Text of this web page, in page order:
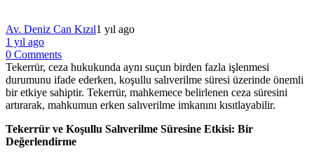
Av. Deniz Can Kızıl1 yıl ago
1 yıl ago
0 Comments
Tekerrür, ceza hukukunda aynı suçun birden fazla işlenmesi
durumunu ifade ederken, koşullu salıverilme süresi üzerinde önemli
bir etkiye sahiptir. Tekerrür, mahkemece belirlenen ceza süresini
artırarak, mahkumun erken salıverilme imkanını kısıtlayabilir.
Tekerrür ⁤ve ‌Koşullu Salıverilme Süresine Etkisi: Bir
Değerlendirme